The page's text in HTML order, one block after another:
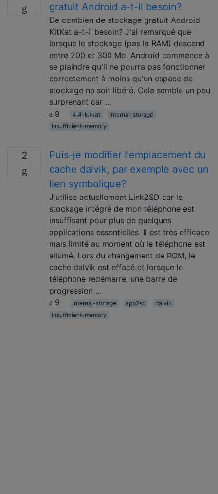
gratuit Android a-t-il besoin?
De combien de stockage gratuit Android
KitKat a-t-il besoin? J'ai remarqué que
lorsque le stockage (pas la RAM) descend
entre 200 et 300 Mo, Android commence à
se plaindre qu'il ne pourra pas fonctionner
correctement à moins qu'un espace de
stockage ne soit libéré. Cela semble un peu
surprenant car …
9
4.4-kitkat
internal-storage
insufficient-memory
2
Puis-je modifier l'emplacement du
cache dalvik, par exemple avec un
lien symbolique?
J'utilise actuellement Link2SD car le
stockage intégré de mon téléphone est
insuffisant pour plus de quelques
applications essentielles. Il est très efficace
mais limité au moment où le téléphone est
allumé. Lors du changement de ROM, le
cache dalvik est effacé et lorsque le
téléphone redémarre, une barre de
progression …
9
internal-storage app2sd
dalvik
insufficient-memory